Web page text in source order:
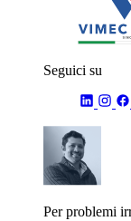
Seguici su
Per problemi